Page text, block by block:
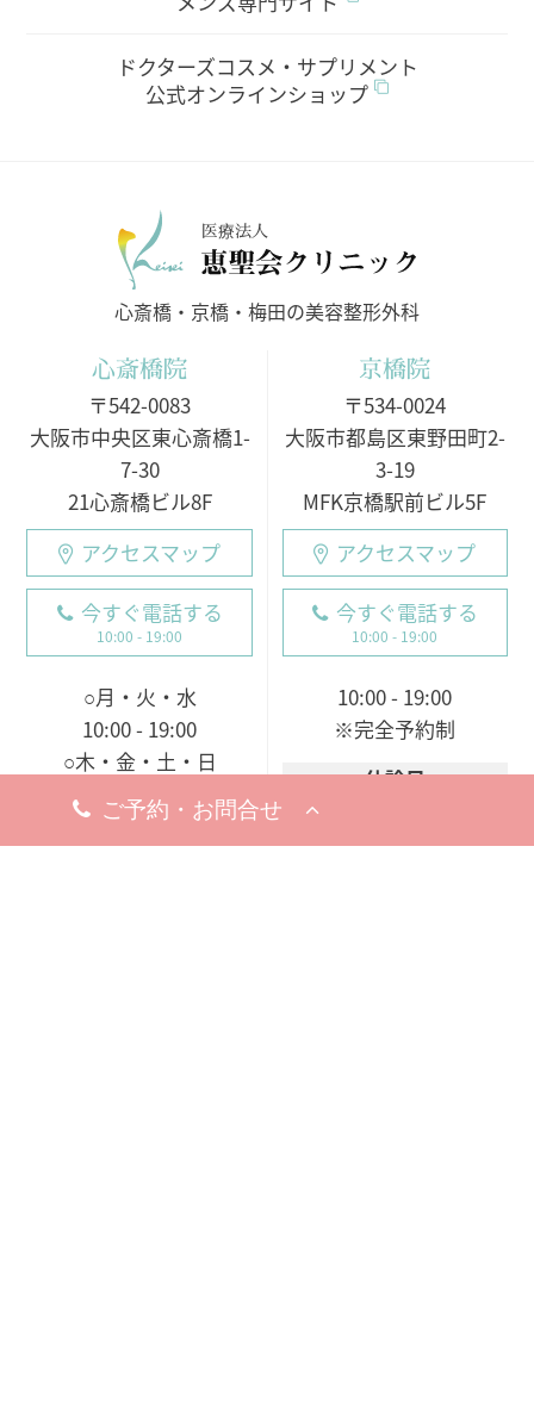
ドクターズコスメ・サプリメント
公式オンラインショップ
医療法人
心斎橋・京橋・梅田の美容整形外科
心斎橋院
〒542-0083
大阪市中央区東心斎橋1-
7-30
21心斎橋ビル8F
アクセスマップ
今すぐ電話する
10:00 - 19:00
○月・火・水
10:00 - 19:00
○木・金・土・日
9:00 - 18:00（電話受付
9:00 - 19:00）
京橋院
〒534-0024
大阪市都島区東野田町2-
3-19
MFK京橋駅前ビル5F
アクセスマップ
今すぐ電話する
10:00 - 19:00
10:00 - 19:00
※完全予約制
休診日